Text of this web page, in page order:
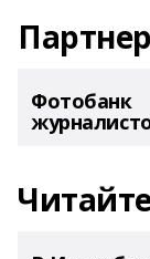
Фотобанк